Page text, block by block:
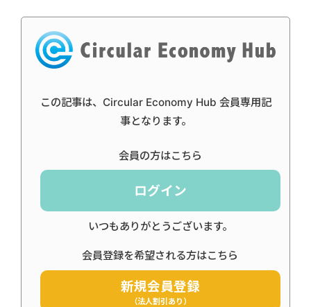
この記事は、Circular Economy Hub 会員専用記
事となります。
会員の方はこちら
ログイン
いつもありがとうございます。
会員登録を希望される方はこちら
新規会員登録
（法人割引あり）